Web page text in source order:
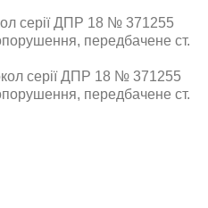
серії ДПР 18 № 371255
передбачене ст.
серії ДПР 18 № 371255
передбачене ст.